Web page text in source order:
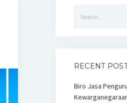
for:
RECENT
Biro Jasa